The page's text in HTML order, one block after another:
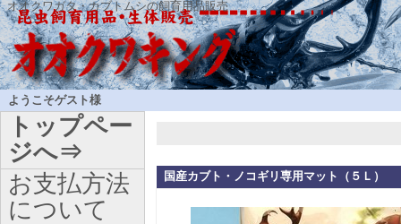
オオクワガタ・カブトムシの飼育用品販売
ようこそゲスト様
国産カブト・ノコギリ専用マット（５Ｌ）
トップペー
ジへ⇒
お支払方法
について